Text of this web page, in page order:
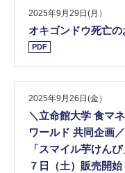
2025年9月29日(月）
オキゴンドウ死亡の
PDF
2025年9月26日(金）
＼立命館大学 食マ
ワールド 共同企画／
「スマイル芋けん
７日（土）販売開始